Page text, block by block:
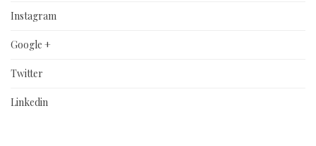
Instagram
Google +
Twitter
Linkedin